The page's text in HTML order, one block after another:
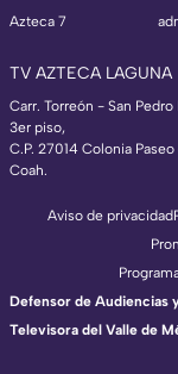
Azteca 7
TV AZTECA LAGUNA
Carr. Torreón - San
3er piso,
C.P. 27014 Colonia
Coah.
Aviso de privacidad
Defensor de Audiencias
Televisora del Valle de